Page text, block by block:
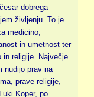
dobrega
življenju. To je
medicino,
in umetnost ter
in religije. Največje
nudijo prav na
prave religije,
Koper, po